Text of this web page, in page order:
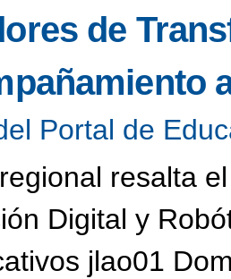
de
Portal de
resalta
Digital y
jlao01